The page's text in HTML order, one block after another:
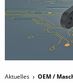
Aktuelles
OEM /